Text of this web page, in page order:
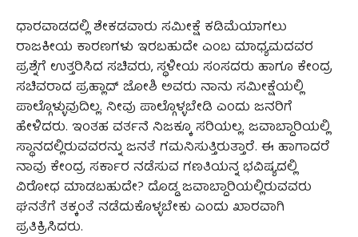
ಧಾರವಾಡದಲ್ಲಿ ಶೇಕಡವಾರು ಸಮೀಕ್ಷೆ ಕಡಿಮೆಯಾಗಲು
ರಾಜಕೀಯ ಕಾರಣಗಳು ಇರಬಹುದೇ ಎಂಬ ಮಾಧ್ಯಮದವರ
ಪ್ರಶ್ನೆಗೆ ಉತ್ತರಿಸಿದ ಸಚಿವರು, ಸ್ಥಳೀಯ ಸಂಸದರು ಹಾಗೂ ಕೇಂದ್ರ
ಸಚಿವರಾದ ಪ್ರಹ್ಲಾದ್ ಜೋಶಿ ಅವರು ನಾನು ಸಮೀಕ್ಷೆಯಲ್ಲಿ
ಪಾಲ್ಗೊಳ್ಳುವುದಿಲ್ಲ. ನೀವು ಪಾಲ್ಗೊಳ್ಳಬೇಡಿ ಎಂದು ಜನರಿಗೆ
ಹೇಳಿದರು. ಇಂತಹ ವರ್ತನೆ ನಿಜಕ್ಕೂ ಸರಿಯಲ್ಲ. ಜವಾಬ್ದಾರಿಯಲ್ಲಿ
ಸ್ಥಾನದಲ್ಲಿರುವವರನ್ನು ಜನತೆ ಗಮನಿಸುತ್ತಿರುತ್ತಾರೆ. ಈ ಹಾಗಾದರೆ
ನಾವು ಕೇಂದ್ರ ಸರ್ಕಾರ ನಡೆಸುವ ಗಣತಿಯನ್ನ ಭವಿಷ್ಯದಲ್ಲಿ
ವಿರೋಧ ಮಾಡಬಹುದೇ? ದೊಡ್ಡ ಜವಾಬ್ದಾರಿಯಲ್ಲಿರುವವರು
ಘನತೆಗೆ ತಕ್ಕಂತೆ ನಡೆದುಕೊಳ್ಳಬೇಕು ಎಂದು ಖಾರವಾಗಿ
ಪ್ರತಿಕ್ರಿಸಿದರು.